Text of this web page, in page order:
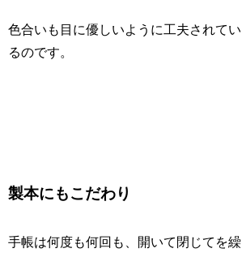
色合いも目に優しいように工夫されてい
るのです。
製本にもこだわり
手帳は何度も何回も、開いて閉じてを繰